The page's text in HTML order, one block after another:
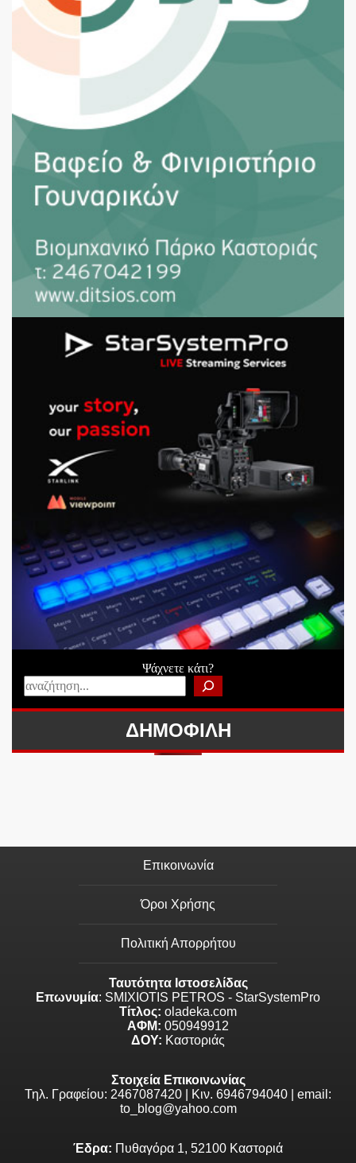
Ψάχνετε κάτι?
ΔΗΜΟΦΙΛΗ
Επικοινωνία
Όροι Χρήσης
Πολιτική Απορρήτου
Ταυτότητα Ιστοσελίδας
Επωνυμία: SMIXIOTIS PETROS - StarSystemPro
Τίτλος: oladeka.com
ΑΦΜ: 050949912
ΔΟΥ: Καστοριάς
Στοιχεία Επικοινωνίας
Τηλ. Γραφείου: 2467087420 | Κιν. 6946794040 | email:
to_blog@yahoo.com
Έδρα: Πυθαγόρα 1, 52100 Καστοριά